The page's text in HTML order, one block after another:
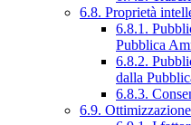
6.8. Proprietà
6.8.1.
Pubblica
6.8.2.
dalla
6.8.3.
6.9.